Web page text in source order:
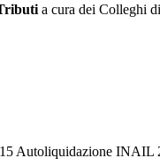
a cura dei Colleghi
Autoliquidazione